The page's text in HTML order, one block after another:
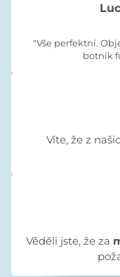
"Vše perfektní.
botník
Víte, že z
Věděli jste, že za